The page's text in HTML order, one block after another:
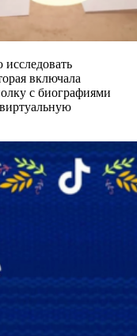
включала
с биографиями